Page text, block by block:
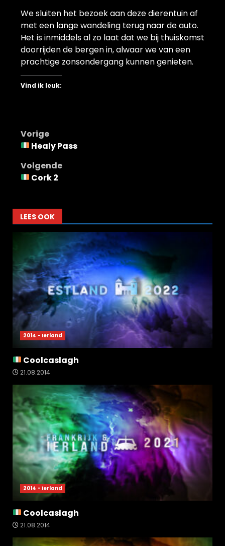
We sluiten het bezoek aan deze dierentuin af
met een lange wandeling terug naar de auto.
Het is inmiddels al zo laat dat we bij thuiskomst
doorrijden de bergen in, alwaar we van een
prachtige zonsondergang kunnen genieten.
Vind ik leuk:
Bericht
navigatie
Vorige
Healy Pass
Volgende
Cork 2
LEES OOK
2014 - Ierland
Coolcaslagh
21.08.2014
2014 - Ierland
Coolcaslagh
21.08.2014